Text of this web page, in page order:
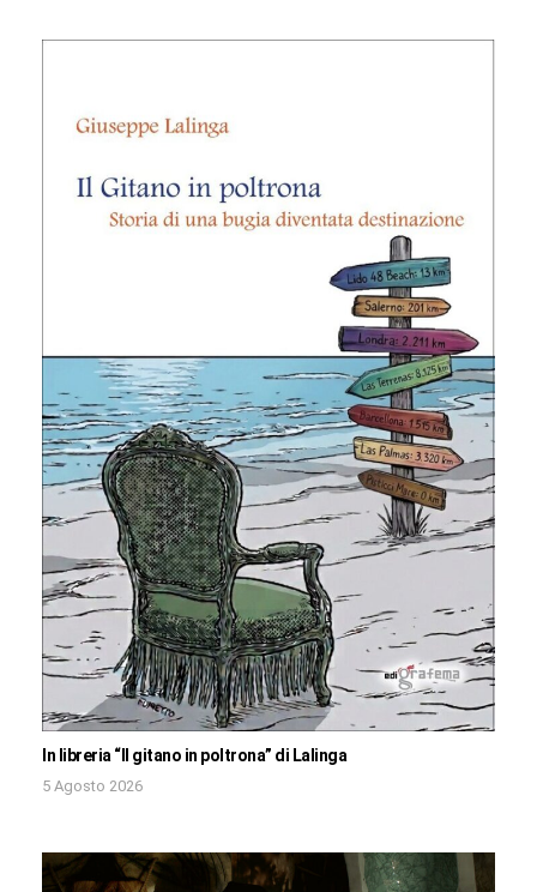
In libreria “Il gitano in poltrona” di Lalinga
5 Agosto 2026